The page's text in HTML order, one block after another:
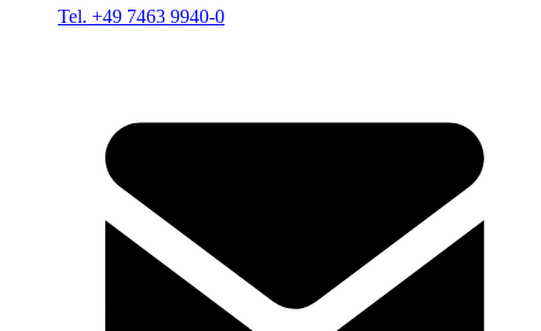
Tel. +49 7463 9940-0